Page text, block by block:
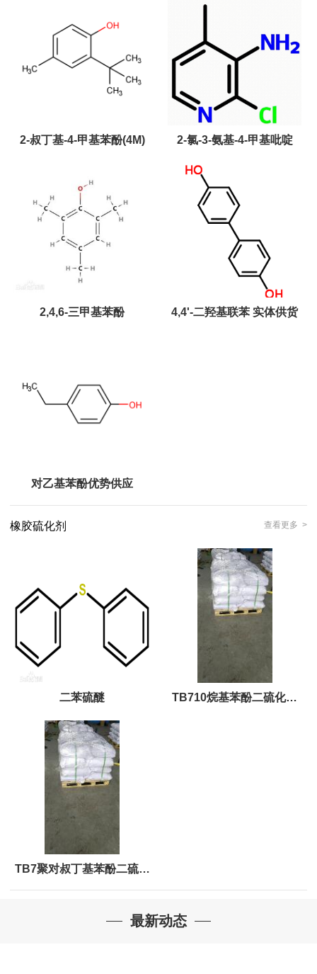
2-叔丁基-4-甲基苯酚(4M) 2-氯-3-氨基-4-甲基吡啶
2,4,6-三甲基苯酚 4,4'-二羟基联苯 实体供货
对乙基苯酚优势供应
橡胶硫化剂 查看更多 >
二苯硫醚 TB710烷基苯酚二硫化物
TB7聚对叔丁基苯酚二硫化
最新动态